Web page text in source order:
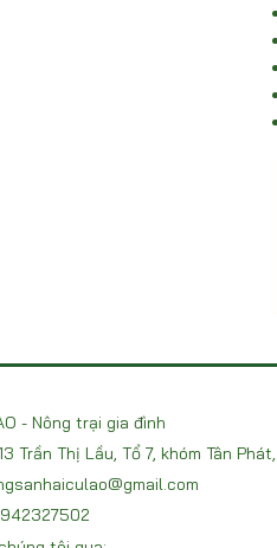
- Nông trại gia đình
Trần Thị Lầu, Tổ 7, khóm Tân